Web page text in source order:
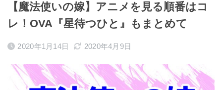
【魔法使いの嫁】アニメを見る順番はコ
レ！OVA『星待つひと』もまとめて
2020年1月14日 2020年4月9日